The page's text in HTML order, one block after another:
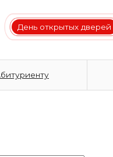
День открытых дверей